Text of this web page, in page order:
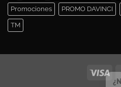
Promociones PROMO DAVINCI
TM